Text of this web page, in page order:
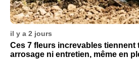
il y a 2 jours
Ces 7 fleurs increvables tiennent
arrosage ni entretien, même en